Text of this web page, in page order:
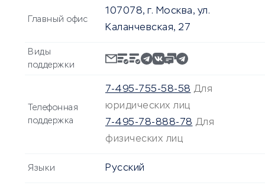
Главный офис
107078, г. Москва, ул.
Каланчевская, 27
Виды
поддержки
Телефонная
поддержка
7-495-755-58-58 Для
юридических лиц
7-495-78-888-78 Для
физических лиц
Языки Русский